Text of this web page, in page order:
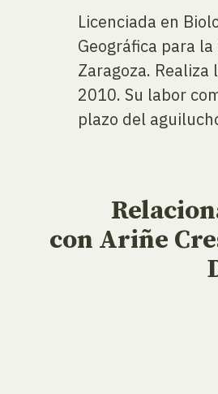
Licenciada en
Geográfica para
Zaragoza.
2010. Su labor
plazo del
con Ariñe